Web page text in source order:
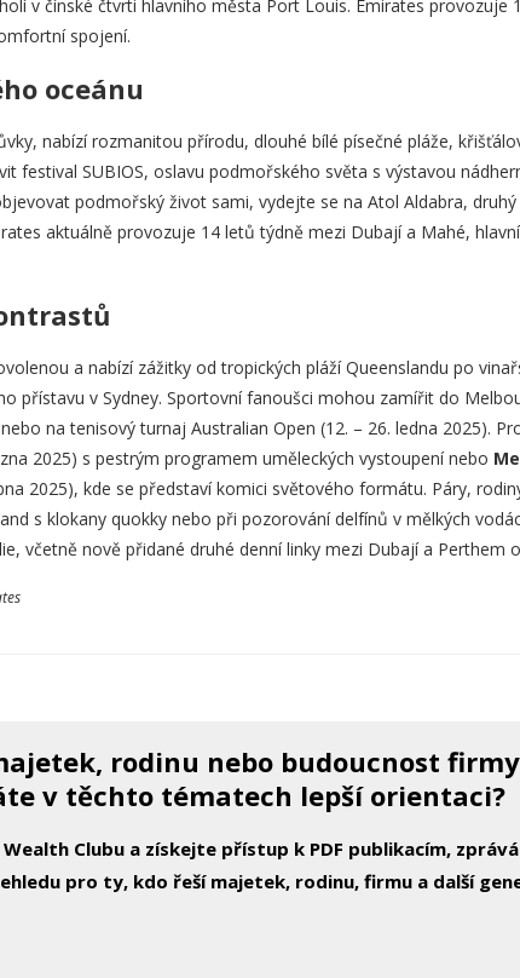
v čínské čtvrti hlavního města Port Louis. Emirates provozuje
spojení.
oceánu
nabízí rozmanitou přírodu, dlouhé bílé písečné pláže,
festival SUBIOS, oslavu podmořského světa s výstavou
podmořský život sami, vydejte se na Atol Aldabra,
aktuálně provozuje 14 letů týdně mezi Dubají a Mahé,
a nabízí zážitky od tropických pláží Queenslandu po
přístavu v Sydney. Sportovní fanoušci mohou zamířit do
na tenisový turnaj Australian Open (12. – 26. ledna 2025).
2025) s pestrým programem uměleckých vystoupení nebo
2025), kde se představí komici světového formátu. Páry,
s klokany quokky nebo při pozorování delfínů v mělkých
včetně nově přidané druhé denní linky mezi Dubají a Perthem
rodinu nebo budoucnost firmy
v těchto tématech lepší orientaci?
Clubu a získejte přístup k PDF publikacím,
pro ty, kdo řeší majetek, rodinu, firmu a další